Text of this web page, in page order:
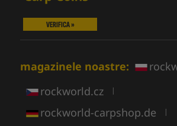
VERIFICA »
magazinele noastre:
rockworld.cz |
rockworld-carpshop.de |